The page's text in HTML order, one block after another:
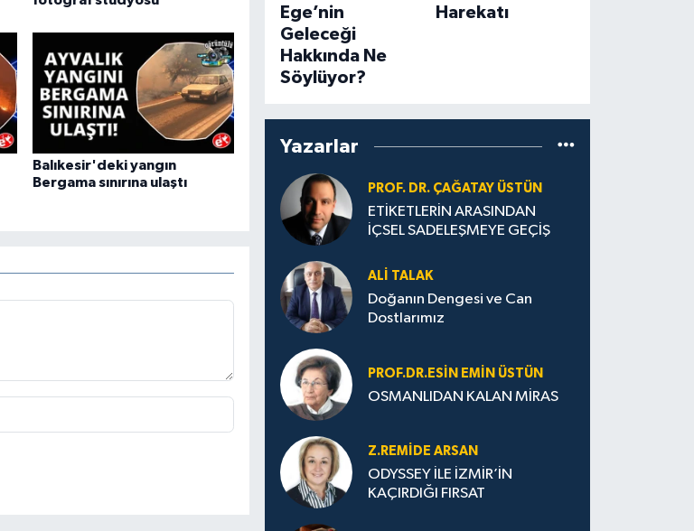
Balıkesir'deki yangın
Bergama sınırına ulaştı
Ege’nin
Geleceği
Hakkında Ne
Söylüyor?
Harekatı
Yazarlar
PROF. DR. ÇAĞATAY ÜSTÜN
ETİKETLERİN ARASINDAN
İÇSEL SADELEŞMEYE GEÇİŞ
ALI TALAK
Doğanın Dengesi ve Can
Dostlarımız
PROF.DR.ESIN EMIN ÜSTÜN
OSMANLIDAN KALAN MİRAS
Z.REMIDE ARSAN
ODYSSEY İLE İZMİR’İN
KAÇIRDIĞI FIRSAT